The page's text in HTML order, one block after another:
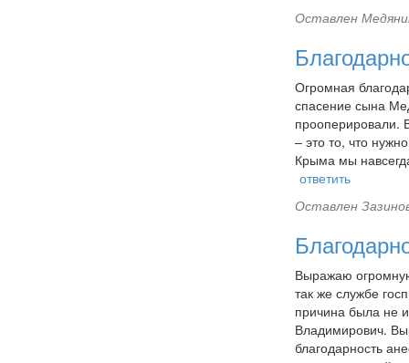
Оставлен
Огромная
спасение сына
прооперировали.
– это то, что
Крыма мы
ответить
Оставлен
Выражаю
так же службе
причина была не
Владимирович.
благодарность